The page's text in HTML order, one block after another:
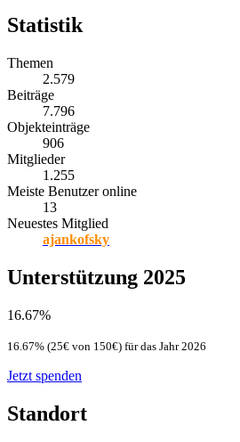
Statistik
Themen
2.579
Beiträge
7.796
Objekteinträge
906
Mitglieder
1.255
Meiste Benutzer online
13
Neuestes Mitglied
ajankofsky
Unterstützung 2025
16.67%
16.67% (25€ von 150€) für das Jahr 2026
Jetzt spenden
Standort